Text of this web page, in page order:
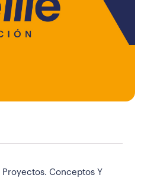
Conceptos Y